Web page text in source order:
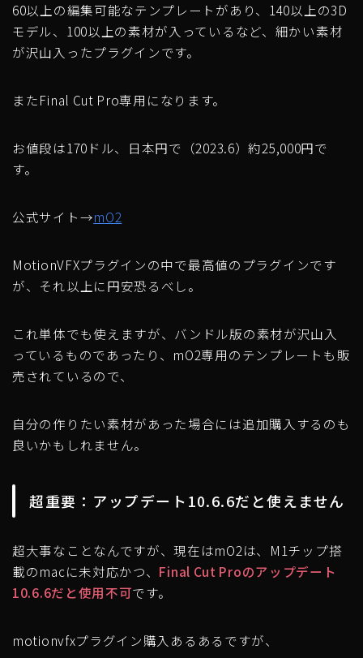
60以上の編集可能なテンプレートがあり、140以上の3D
モデル、100以上の素材が入っているなど、細かい素材
が沢山入ったプラグインです。
またFinal Cut Pro専用になります。
お値段は170ドル、日本円で（2023.6）約25,000円で
す。
公式サイト→mO2
MotionVFXプラグインの中で最高値のプラグインです
が、それ以上に円安恐るべし。
これ単体でも使えますが、バンドル版の素材が沢山入
っているものであったり、mO2専用のテンプレートも販
売されているので、
自分の作りたい素材があった場合には追加購入するのも
良いかもしれません。
超重要：アップデート10.6.6だと使えません
超大事なことなんですが、現在はmO2は、M1チップ搭
載のmacに未対応かつ、 Final Cut Proのアップデート
10.6.6だと使用不可です。
motionvfxプラグイン購入あるあるですが、